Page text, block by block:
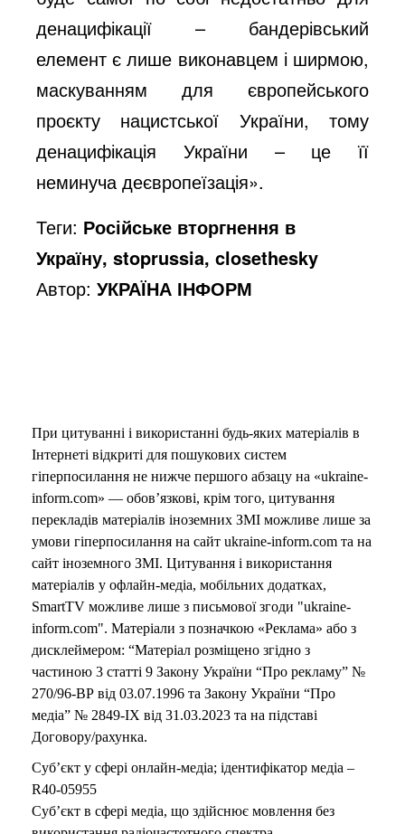
денацифікації – бандерівський
елемент є лише виконавцем і ширмою,
маскуванням для європейського
проєкту нацистської України, тому
денацифікація України – це її
неминуча деєвропеїзація».
Теги: Російське вторгнення в
Україну, stoprussia, closethesky
Автор:УКРАЇНА ІНФОРМ
При цитуванні і використанні будь-яких матеріалів в
Інтернеті відкриті для пошукових систем
гіперпосилання не нижче першого абзацу на «ukraine-
inform.com» — обов’язкові, крім того, цитування
перекладів матеріалів іноземних ЗМІ можливе лише за
умови гіперпосилання на сайт ukraine-inform.com та на
сайт іноземного ЗМІ. Цитування і використання
матеріалів у офлайн-медіа, мобільних додатках,
SmartTV можливе лише з письмової згоди "ukraine-
inform.com". Матеріали з позначкою «Реклама» або з
дисклеймером: “Матеріал розміщено згідно з
частиною 3 статті 9 Закону України “Про рекламу” №
270/96-ВР від 03.07.1996 та Закону України “Про
медіа” № 2849-IX від 31.03.2023 та на підставі
Договору/рахунка.
Суб’єкт у сфері онлайн-медіа; ідентифікатор медіа –
R40-05955
Суб’єкт в сфері медіа, що здійснює мовлення без